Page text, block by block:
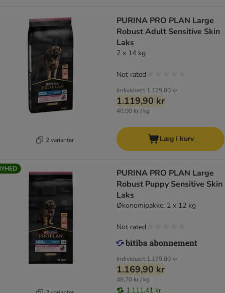
2 varianter
PURINA PRO PLAN Large
Robust Adult Sensitive Skin
Laks
2 x 14 kg
Individuelt 1.129,80 kr
1.119,90 kr
40,00 kr / kg
Not rated
Læg i kurv
PURINA PRO PLAN Large
Robust Puppy Sensitive Skin
Laks
Økonomipakke: 2 x 12 kg
Individuelt 1.179,80 kr
1.169,90 kr
48,70 kr / kg
1.111,41 kr
Not rated